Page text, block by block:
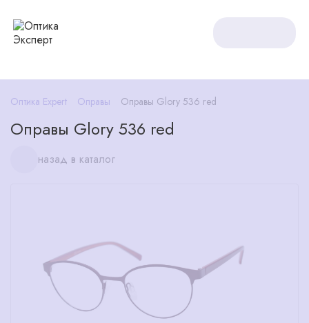
Оптика Expert Оправы Оправы Glory 536 red
Оправы Glory 536 red
назад в каталог